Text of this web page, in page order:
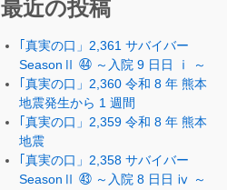
最近の投稿
｢真実の口」2,361 サバイバー
SeasonⅡ ㊹ ～入院 9 日日 ⅰ ～
｢真実の口」2,360 令和 8 年 熊本
地震発生から 1 週間
｢真実の口」2,359 令和 8 年 熊本
地震
｢真実の口」2,358 サバイバー
SeasonⅡ ㊸ ～入院 8 日日 ⅳ ～